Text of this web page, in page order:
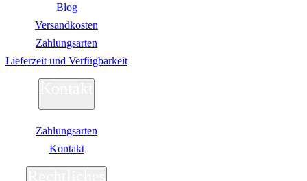
Blog
Versandkosten
Zahlungsarten
Lieferzeit und Verfügbarkeit
Zahlungsarten
Kontakt